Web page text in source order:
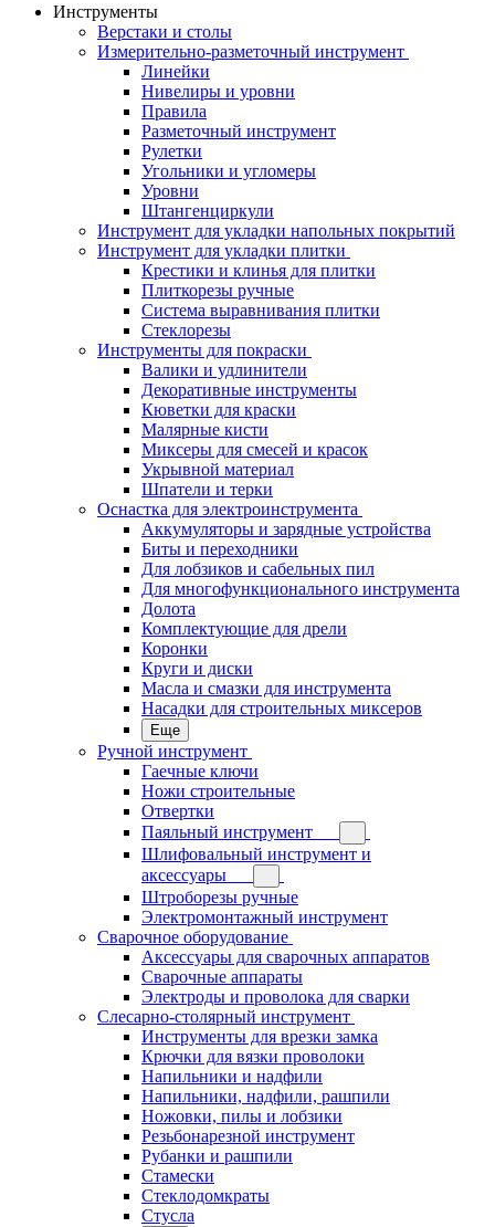
Инструменты
Верстаки и столы
Измерительно-разметочный инструмент
Линейки
Нивелиры и уровни
Правила
Разметочный инструмент
Рулетки
Угольники и угломеры
Уровни
Штангенциркули
Инструмент для укладки напольных покрытий
Инструмент для укладки плитки
Крестики и клинья для плитки
Плиткорезы ручные
Система выравнивания плитки
Стеклорезы
Инструменты для покраски
Валики и удлинители
Декоративные инструменты
Кюветки для краски
Малярные кисти
Миксеры для смесей и красок
Укрывной материал
Шпатели и терки
Оснастка для электроинструмента
Аккумуляторы и зарядные устройства
Биты и переходники
Для лобзиков и сабельных пил
Для многофункционального инструмента
Долота
Комплектующие для дрели
Коронки
Круги и диски
Масла и смазки для инструмента
Насадки для строительных миксеров
Еще
Ручной инструмент
Гаечные ключи
Ножи строительные
Отвертки
Паяльный инструмент
Шлифовальный инструмент и
аксессуары
Штроборезы ручные
Электромонтажный инструмент
Сварочное оборудование
Аксессуары для сварочных аппаратов
Сварочные аппараты
Электроды и проволока для сварки
Слесарно-столярный инструмент
Инструменты для врезки замка
Крючки для вязки проволоки
Напильники и надфили
Напильники, надфили, рашпили
Ножовки, пилы и лобзики
Резьбонарезной инструмент
Рубанки и рашпили
Стамески
Стеклодомкраты
Стусла